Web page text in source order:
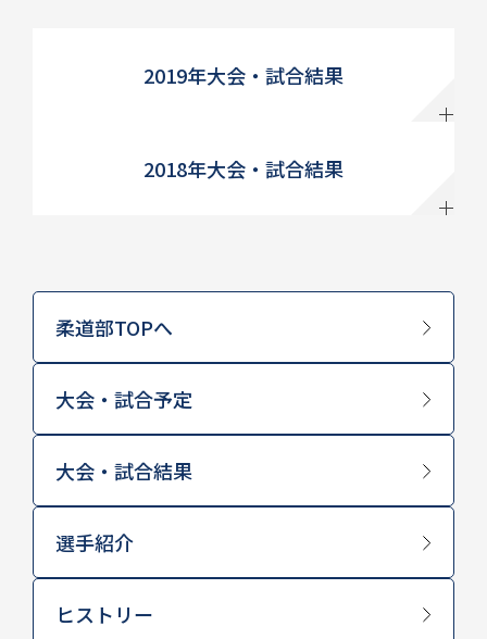
2019年大会・試合結果
2018年大会・試合結果
柔道部TOPへ
大会・試合予定
大会・試合結果
選手紹介
ヒストリー